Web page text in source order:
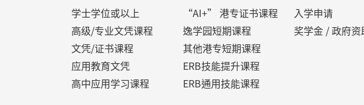
学士学位或以上
高级/专业文凭课程
文凭/证书课程
应用教育文凭
高中应用学习课程
“AI+” 港专证书课程
逸学园短期课程
其他港专短期课程
ERB技能提升课程
ERB通用技能课程
入学申请
奖学金 / 政府资